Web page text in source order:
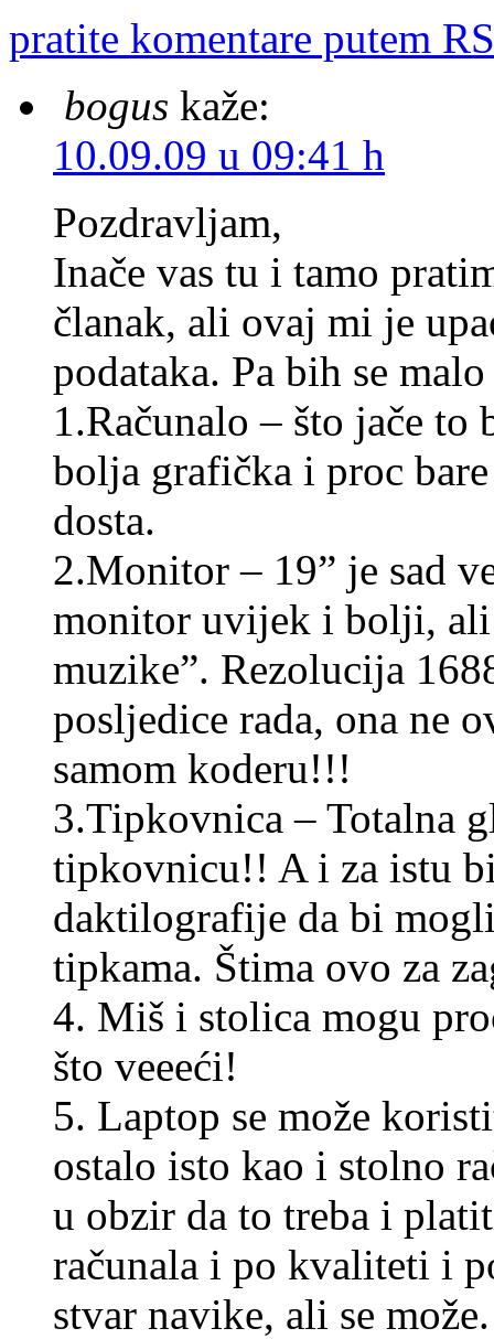
pratite komentare putem
bogus kaže:
10.09.09 u 09:41 h
Pozdravljam,
Inače vas tu i tamo
članak, ali ovaj mi je
podataka. Pa bih se
1.Računalo – što jače
bolja grafička i proc
dosta.
2.Monitor – 19” je sad
monitor uvijek i bolji,
muzike”. Rezolucija
posljedice rada, ona ne
samom koderu!!!
3.Tipkovnica – Totalna
tipkovnicu!! A i za istu
daktilografije da bi
tipkama. Štima ovo za
4. Miš i stolica mogu
što veeeći!
5. Laptop se može
ostalo isto kao i stolno
u obzir da to treba i
računala i po kvaliteti i
stvar navike, ali se može.